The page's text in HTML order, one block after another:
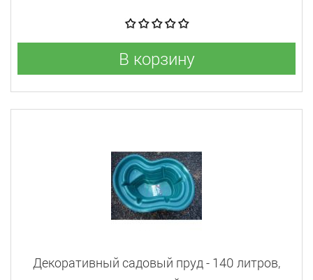
В корзину
Декоративный садовый пруд - 140 литров,